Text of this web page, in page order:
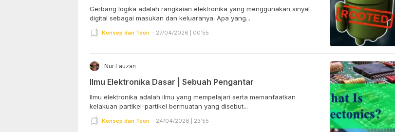
Gerbang logika adalah rangkaian elektronika yang menggunakan sinyal
digital sebagai masukan dan keluaranya. Apa yang...
Konsep dan Teori 27/04/2026 | 00:55
Nur Fauzan
Ilmu Elektronika Dasar | Sebuah Pengantar
Ilmu elektronika adalah ilmu yang mempelajari serta memanfaatkan
kelakuan partikel-partikel bermuatan yang disebut...
Konsep dan Teori 24/04/2026 | 23:55